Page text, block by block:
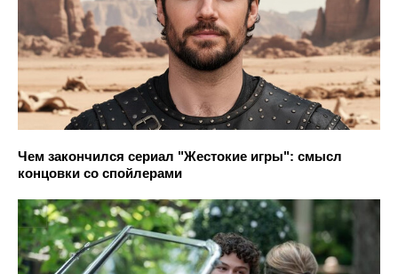
Чем закончился сериал "Жестокие игры": смысл
концовки со спойлерами